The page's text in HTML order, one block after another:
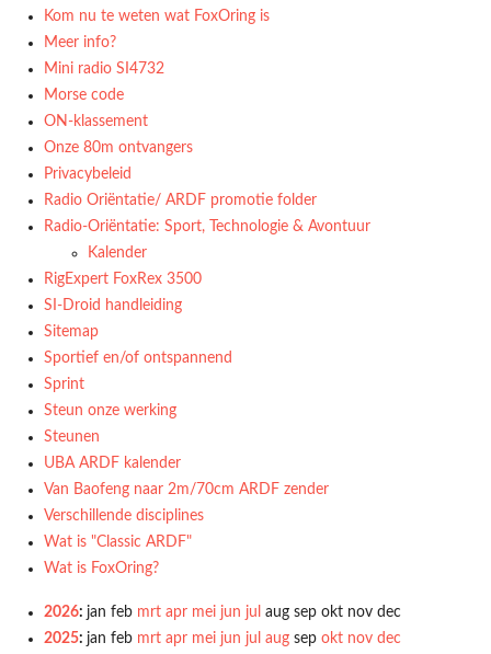
Kom nu te weten wat FoxOring is
Meer info?
Mini radio SI4732
Morse code
ON-klassement
Onze 80m ontvangers
Privacybeleid
Radio Oriëntatie/ ARDF promotie folder
Radio‑Oriëntatie: Sport, Technologie & Avontuur
Kalender
RigExpert FoxRex 3500
SI-Droid handleiding
Sitemap
Sportief en/of ontspannend
Sprint
Steun onze werking
Steunen
UBA ARDF kalender
Van Baofeng naar 2m/70cm ARDF zender
Verschillende disciplines
Wat is "Classic ARDF"
Wat is FoxOring?
2026: jan feb mrt apr mei jun jul aug sep okt nov dec
2025: jan feb mrt apr mei jun jul aug sep okt nov dec